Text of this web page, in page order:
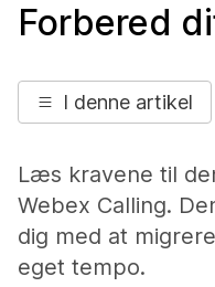
Forbered
I denne artikel
Læs kravene til
Webex Calling.
dig med at
eget tempo.